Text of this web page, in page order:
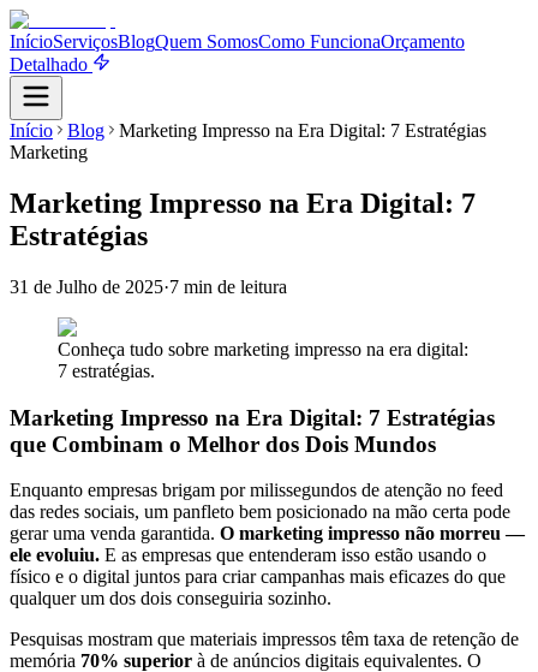
InícioServiçosBlogQuem SomosComo FuncionaOrçamento
Detalhado
Início Blog
Marketing Impresso na Era Digital: 7 Estratégias
Marketing
Marketing Impresso na Era Digital: 7
Estratégias
31 de Julho de 2025·7 min de leitura
Conheça tudo sobre marketing impresso na era digital:
7 estratégias.
Marketing Impresso na Era Digital: 7 Estratégias
que Combinam o Melhor dos Dois Mundos
Enquanto empresas brigam por milissegundos de atenção no feed
das redes sociais, um panfleto bem posicionado na mão certa pode
gerar uma venda garantida. O marketing impresso não morreu —
ele evoluiu. E as empresas que entenderam isso estão usando o
físico e o digital juntos para criar campanhas mais eficazes do que
qualquer um dos dois conseguiria sozinho.
Pesquisas mostram que materiais impressos têm taxa de retenção de
memória 70% superior à de anúncios digitais equivalentes. O